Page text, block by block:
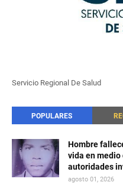
Servicio Regional De Salud
POPULARES
Hombre
vida en medio
autoridades
agosto 01, 2026